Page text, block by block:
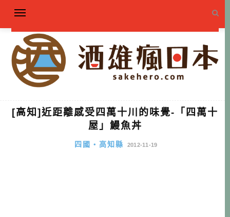
[高知]近距離感受四萬十川的味覺-「四萬十
屋」鰻魚丼
四國・高知縣 2012-11-19